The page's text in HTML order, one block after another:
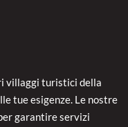
villaggi turistici della
tue esigenze. Le nostre
garantire servizi